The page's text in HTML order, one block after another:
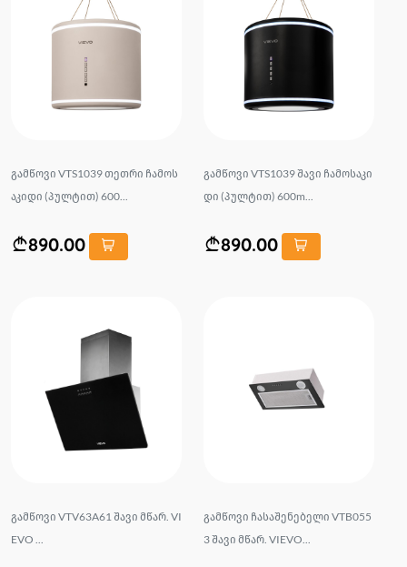
გამწოვი VTS1039 თეთრი ჩამოს
აკიდი (პულტით) 600...
890.00
გამწოვი VTS1039 შავი ჩამოსაკი
დი (პულტით) 600m...
890.00
გამწოვი VTV63A61 შავი მწარ. VI
EVO ...
გამწოვი ჩასაშენებელი VTB055
3 შავი მწარ. VIEVO...